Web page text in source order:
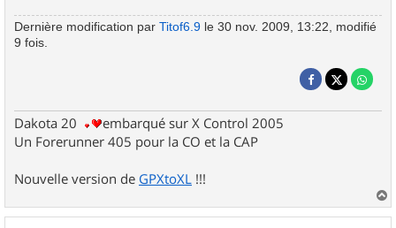
Dernière modification par Titof6.9 le 30 nov. 2009, 13:22, modifié
9 fois.
Dakota 20
embarqué sur X Control 2005
Un Forerunner 405 pour la CO et la CAP
Nouvelle version de GPXtoXL !!!
a